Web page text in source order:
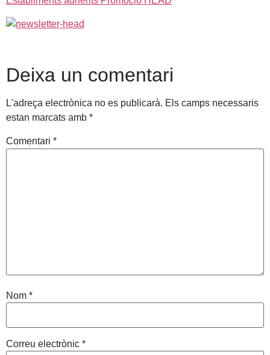
Deixa un comentari
L'adreça electrònica no es publicarà. Els camps necessaris
estan marcats amb *
Comentari *
Nom *
Correu electrònic *